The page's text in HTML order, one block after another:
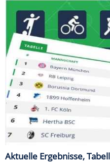
Aktuelle Ergebnisse,